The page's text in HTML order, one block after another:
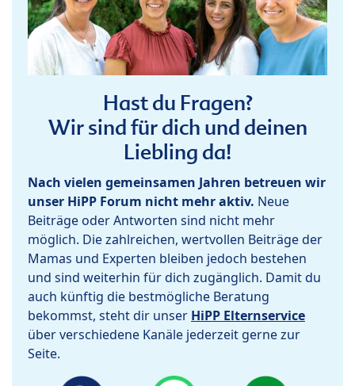
Hast du Fragen?
Wir sind für dich und deinen
Liebling da!
Nach vielen gemeinsamen Jahren betreuen wir
unser HiPP Forum nicht mehr aktiv. Neue
Beiträge oder Antworten sind nicht mehr
möglich. Die zahlreichen, wertvollen Beiträge der
Mamas und Experten bleiben jedoch bestehen
und sind weiterhin für dich zugänglich. Damit du
auch künftig die bestmögliche Beratung
bekommst, steht dir unser HiPP Elternservice
über verschiedene Kanäle jederzeit gerne zur
Seite.